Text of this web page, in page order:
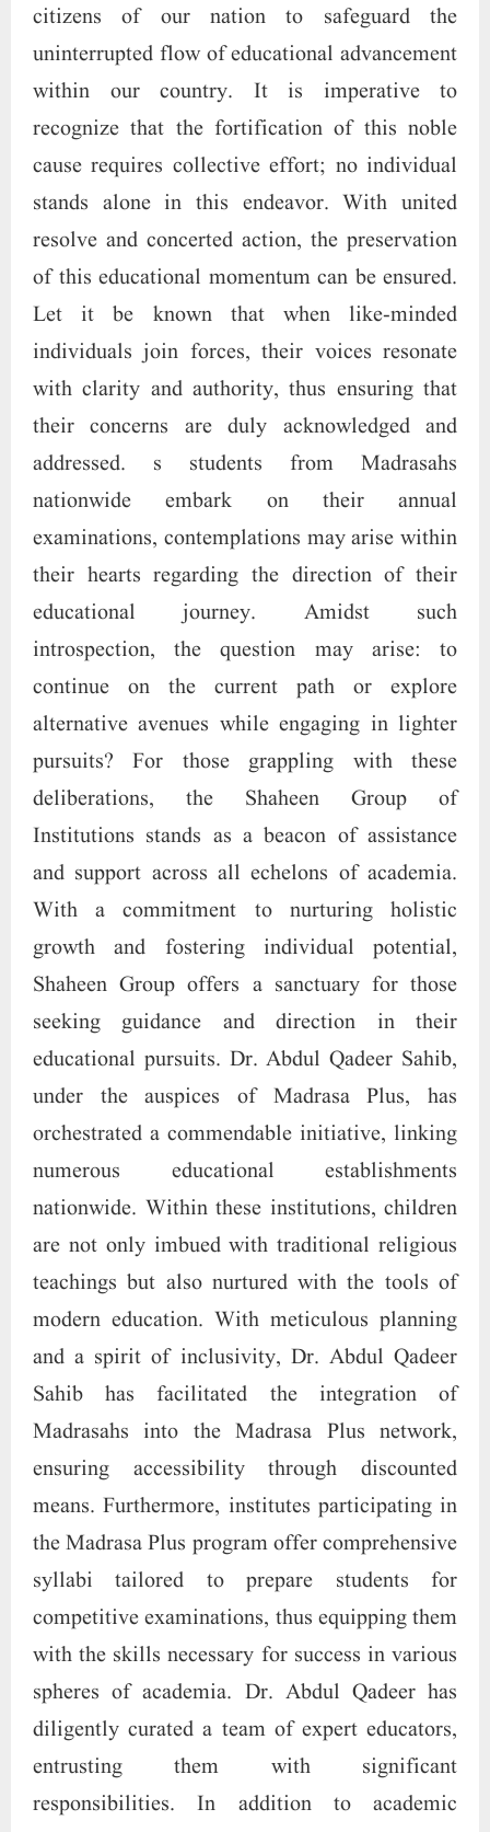
citizens of our nation to safeguard the
uninterrupted flow of educational advancement
within our country. It is imperative to
recognize that the fortification of this noble
cause requires collective effort; no individual
stands alone in this endeavor. With united
resolve and concerted action, the preservation
of this educational momentum can be ensured.
Let it be known that when like-minded
individuals join forces, their voices resonate
with clarity and authority, thus ensuring that
their concerns are duly acknowledged and
addressed. s students from Madrasahs
nationwide embark on their annual
examinations, contemplations may arise within
their hearts regarding the direction of their
educational journey. Amidst such
introspection, the question may arise: to
continue on the current path or explore
alternative avenues while engaging in lighter
pursuits? For those grappling with these
deliberations, the Shaheen Group of
Institutions stands as a beacon of assistance
and support across all echelons of academia.
With a commitment to nurturing holistic
growth and fostering individual potential,
Shaheen Group offers a sanctuary for those
seeking guidance and direction in their
educational pursuits. Dr. Abdul Qadeer Sahib,
under the auspices of Madrasa Plus, has
orchestrated a commendable initiative, linking
numerous educational establishments
nationwide. Within these institutions, children
are not only imbued with traditional religious
teachings but also nurtured with the tools of
modern education. With meticulous planning
and a spirit of inclusivity, Dr. Abdul Qadeer
Sahib has facilitated the integration of
Madrasahs into the Madrasa Plus network,
ensuring accessibility through discounted
means. Furthermore, institutes participating in
the Madrasa Plus program offer comprehensive
syllabi tailored to prepare students for
competitive examinations, thus equipping them
with the skills necessary for success in various
spheres of academia. Dr. Abdul Qadeer has
diligently curated a team of expert educators,
entrusting them with significant
responsibilities. In addition to academic